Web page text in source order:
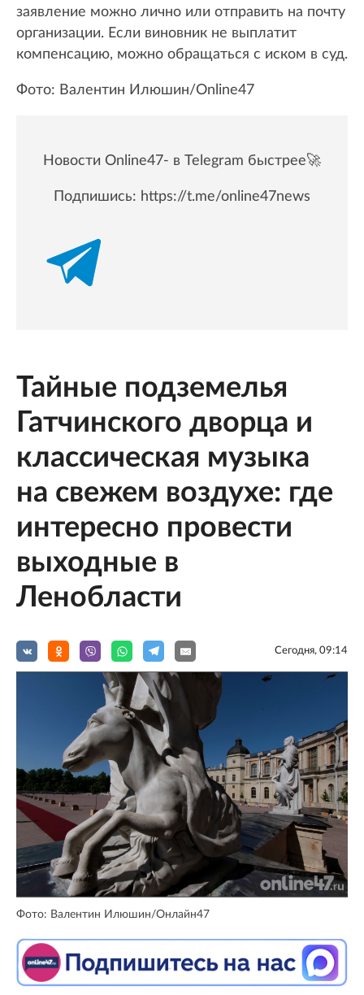
заявление можно лично или отправить на почту
организации. Если виновник не выплатит
компенсацию, можно обращаться с иском в суд.
Фото: Валентин Илюшин/Online47
Новости Online47- в Telegram быстрее🚀
Подпишись: https://t.me/online47news
Тайные подземелья
Гатчинского дворца и
классическая музыка
на свежем воздухе: где
интересно провести
выходные в
Ленобласти
Сегодня, 09:14
Фото: Валентин Илюшин/Онлайн47